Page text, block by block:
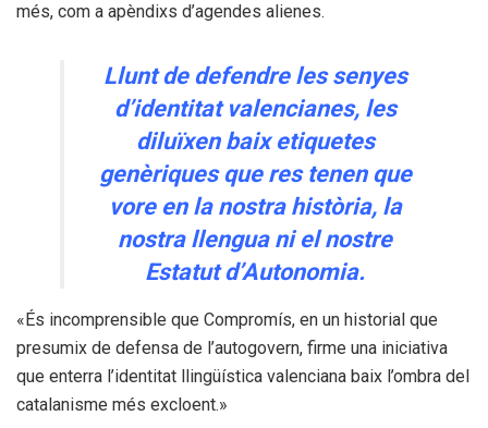
més, com a apèndixs d’agendes alienes.
Llunt de defendre les senyes
d’identitat valencianes, les
diluïxen baix etiquetes
genèriques que res tenen que
vore en la nostra història, la
nostra llengua ni el nostre
Estatut d’Autonomia.
«És incomprensible que Compromís, en un historial que
presumix de defensa de l’autogovern, firme una iniciativa
que enterra l’identitat llingüística valenciana baix l’ombra del
catalanisme més excloent.»